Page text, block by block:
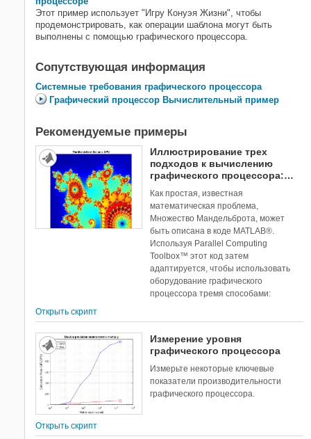
Этот пример использует "Игру Конуэя Жизни", чтобы
продемонстрировать, как операции шаблона могут быть
выполнены с помощью графического процессора.
Сопутствующая информация
Системные требования графического процессора
Графический процессор Вычислительный пример
Рекомендуемые примеры
Иллюстрирование трех
подходов к вычислению
графического процессора:
Как простая, известная
математическая проблема,
Множество Мандельброта, может
быть описана в коде MATLAB®.
Используя Parallel Computing
Toolbox™ этот код затем
адаптируется, чтобы использовать
оборудование графического
процессора тремя способами:
Открыть скрипт
Измерение уровня
графического процессора
Измерьте некоторые ключевые
показатели производительности
графического процессора.
Открыть скрипт